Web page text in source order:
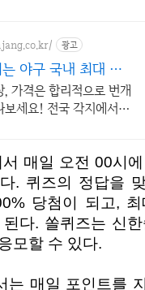
광고
야구 국내 최대 브
, 가격은 합리적으로 번개
보세요! 전국 각지에서
. 퀴즈의 정답을
당첨이 되고, 최
다. 쏠퀴즈는 신
모할 수 있다.